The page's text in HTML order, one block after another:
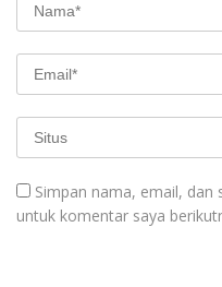
Simpan nama, email, dan
untuk komentar saya